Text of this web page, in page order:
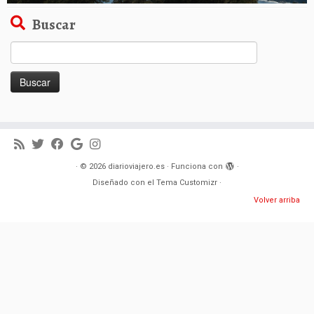
Buscar
· © 2026 diarioviajero.es· Funciona con
·
Diseñado con el Tema Customizr ·
Volver arriba